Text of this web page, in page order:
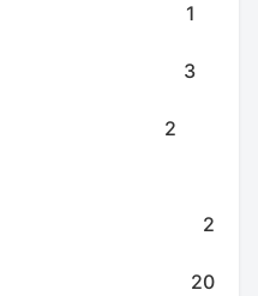
1
3
2
2
20